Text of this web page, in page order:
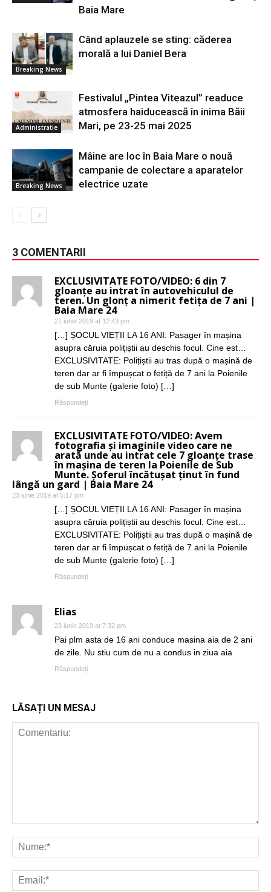
Baia Mare
Breaking News
Când aplauzele se sting: căderea
morală a lui Daniel Bera
Administratie
Festivalul „Pintea Viteazul” readuce
atmosfera haiducească în inima Băii
Mari, pe 23-25 mai 2025
Breaking News
Mâine are loc în Baia Mare o nouă
campanie de colectare a aparatelor
electrice uzate
3 COMENTARII
EXCLUSIVITATE FOTO/VIDEO: 6 din 7
gloanțe au intrat în autovehiculul de
teren. Un glonț a nimerit fetița de 7 ani |
Baia Mare 24
21 iunie 2019 at 12:43 pm
[…] ȘOCUL VIEȚII LA 16 ANI: Pasager în mașina
asupra căruia polițiștii au deschis focul. Cine est…
EXCLUSIVITATE: Polițiștii au tras după o mașină de
teren dar ar fi împușcat o fetiță de 7 ani la Poienile
de sub Munte (galerie foto) […]
Răspundeți
EXCLUSIVITATE FOTO/VIDEO: Avem
fotografia și imaginile video care ne
arată unde au intrat cele 7 gloanțe trase
în mașina de teren la Poienile de Sub
Munte. Șoferul încătușat ținut în fund
lângă un gard | Baia Mare 24
23 iunie 2019 at 5:17 pm
[…] ȘOCUL VIEȚII LA 16 ANI: Pasager în mașina
asupra căruia polițiștii au deschis focul. Cine est…
EXCLUSIVITATE: Polițiștii au tras după o mașină de
teren dar ar fi împușcat o fetiță de 7 ani la Poienile
de sub Munte (galerie foto) […]
Răspundeți
Elias
23 iunie 2019 at 7:32 pm
Pai plm asta de 16 ani conduce masina aia de 2 ani
de zile. Nu stiu cum de nu a condus in ziua aia
Răspundeți
LĂSAȚI UN MESAJ